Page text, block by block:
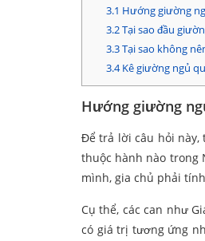
3.1 Hướng giường
3.2Tại sao đầu
3.3Tại sao không
3.4Kê giường ngủ
Hướng giường
Để trả lời câu hỏi này,
thuộc hành nào trong
mình, gia chủ phải
Cụ thể, các can như
có giá trị tương ứng